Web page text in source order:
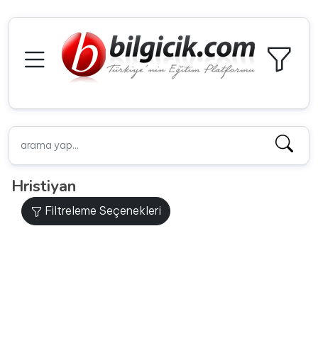
Hristiyan
Filtreleme Seçenekleri